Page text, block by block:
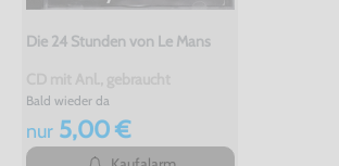
Die 24 Stunden von Le Mans
Bald wieder da
nur5,00 €